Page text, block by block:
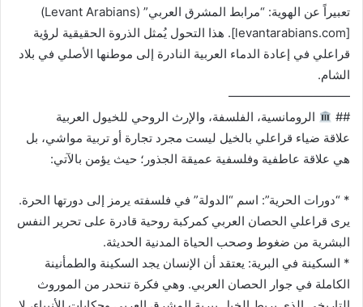
تعبيراً عن الهوية: “مرابط المشرق العربي” (Levant Arabians)
[levantarabians.com]. هذا التحول يُمثل الذروة الحقيقية لرؤية
قراعلي في إعادة الدماء العربية النادرة إلى موطنها الأصلي في بلاد
الشام.
——————————
##
الرومانسية، الفلسفة، والإرث الروحي للخيول العربية
علاقة ضياء قراعلي بالخيل ليست مجرد تجارة أو تربية مواشي، بل
هي علاقة عاطفية وفلسفية عميقة الجذور؛ حيث يؤمن بالآتي:
* “دورات الحرية”: اسم “الدولة” في فلسفته يرمز إلى دورتها الحرة.
يرى قراعلي الحصان العربي كمركبة روحية قادرة على تحرير النفس
البشرية من ضغوط وصحب الحياة المدنية الحديثة.
* السكينة في البرية: يعتقد أن الإنسان يجد السكينة والطمأنينة
الكاملة في جوار الحصان العربي. وهي فكرة تنحدر من الموروث